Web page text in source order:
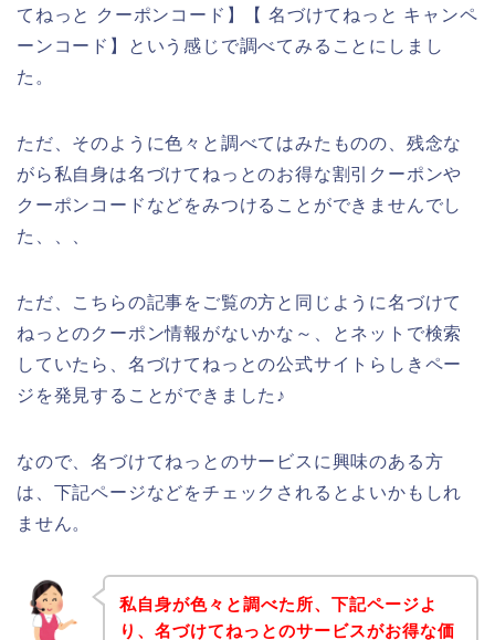
てねっと クーポンコード】【 名づけてねっと キャンペ
ーンコード】という感じで調べてみることにしまし
た。
ただ、そのように色々と調べてはみたものの、残念な
がら私自身は名づけてねっとのお得な割引クーポンや
クーポンコードなどをみつけることができませんでし
た、、、
ただ、こちらの記事をご覧の方と同じように名づけて
ねっとのクーポン情報がないかな～、とネットで検索
していたら、名づけてねっとの公式サイトらしきペー
ジを発見することができました♪
なので、名づけてねっとのサービスに興味のある方
は、下記ページなどをチェックされるとよいかもしれ
ません。
私自身が色々と調べた所、下記ページよ
り、名づけてねっとのサービスがお得な価